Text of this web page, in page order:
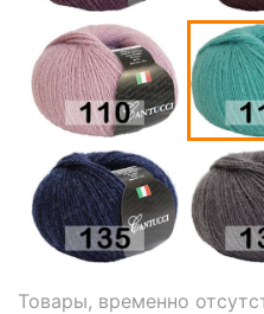
Товары, временно